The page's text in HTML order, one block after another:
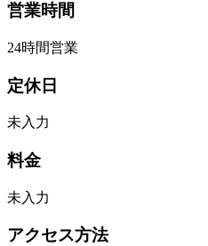
営業時間
24時間営業
定休日
未入力
料金
未入力
アクセス方法